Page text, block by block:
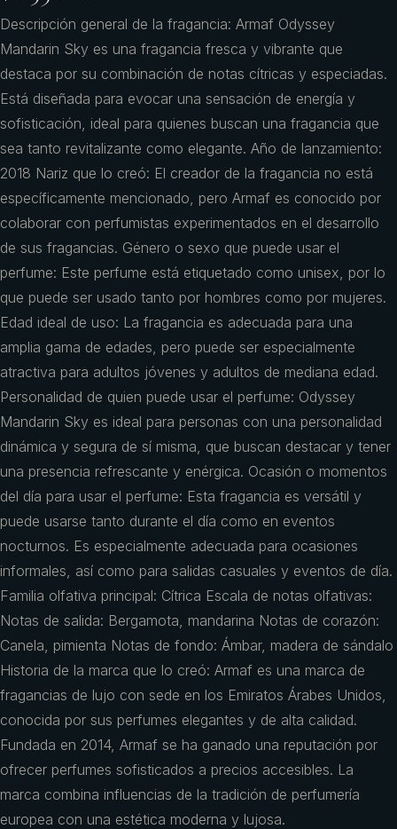
Descripción general de la fragancia: Armaf Odyssey
Mandarin Sky es una fragancia fresca y vibrante que
destaca por su combinación de notas cítricas y especiadas.
Está diseñada para evocar una sensación de energía y
sofisticación, ideal para quienes buscan una fragancia que
sea tanto revitalizante como elegante. Año de lanzamiento:
2018 Nariz que lo creó: El creador de la fragancia no está
específicamente mencionado, pero Armaf es conocido por
colaborar con perfumistas experimentados en el desarrollo
de sus fragancias. Género o sexo que puede usar el
perfume: Este perfume está etiquetado como unisex, por lo
que puede ser usado tanto por hombres como por mujeres.
Edad ideal de uso: La fragancia es adecuada para una
amplia gama de edades, pero puede ser especialmente
atractiva para adultos jóvenes y adultos de mediana edad.
Personalidad de quien puede usar el perfume: Odyssey
Mandarin Sky es ideal para personas con una personalidad
dinámica y segura de sí misma, que buscan destacar y tener
una presencia refrescante y enérgica. Ocasión o momentos
del día para usar el perfume: Esta fragancia es versátil y
puede usarse tanto durante el día como en eventos
nocturnos. Es especialmente adecuada para ocasiones
informales, así como para salidas casuales y eventos de día.
Familia olfativa principal: Cítrica Escala de notas olfativas:
Notas de salida: Bergamota, mandarina Notas de corazón:
Canela, pimienta Notas de fondo: Ámbar, madera de sándalo
Historia de la marca que lo creó: Armaf es una marca de
fragancias de lujo con sede en los Emiratos Árabes Unidos,
conocida por sus perfumes elegantes y de alta calidad.
Fundada en 2014, Armaf se ha ganado una reputación por
ofrecer perfumes sofisticados a precios accesibles. La
marca combina influencias de la tradición de perfumería
europea con una estética moderna y lujosa.